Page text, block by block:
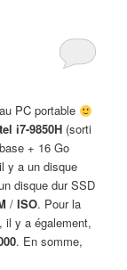
PC portable
i7-9850H (sorti
+ 16 Go
y a un disque
disque dur SSD
/ISO. Pour la
il y a également,
. En somme,